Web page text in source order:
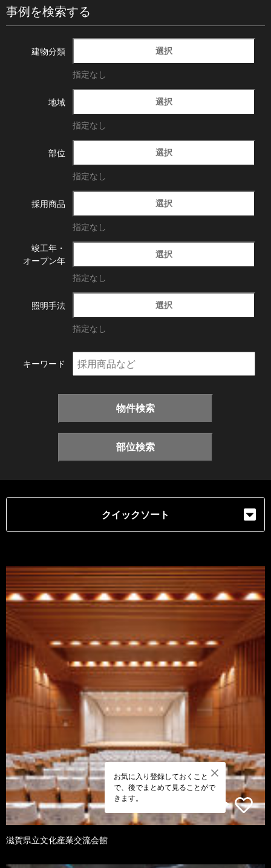
事例を検索する
建物分類 選択
指定なし
地域 選択
指定なし
部位 選択
指定なし
採用商品 選択
指定なし
竣工年・
オープン年
選択
指定なし
照明手法 選択
指定なし
キーワード
物件検索
部位検索
クイックソート
お気に入り登録しておくこと
で、後でまとめて見ることがで
きます。
滋賀県立文化産業交流会館